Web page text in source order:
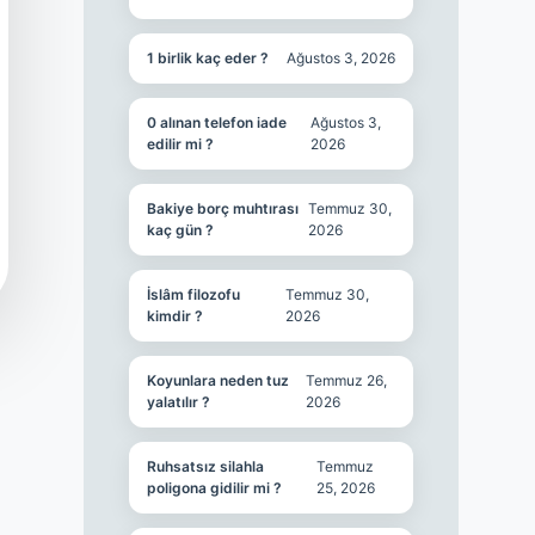
1 birlik kaç eder ? Ağustos 3, 2026
0 alınan telefon iade
edilir mi ?
Ağustos 3,
2026
Bakiye borç muhtırası
kaç gün ?
Temmuz 30,
2026
İslâm filozofu
kimdir ?
Temmuz 30,
2026
Koyunlara neden tuz
yalatılır ?
Temmuz 26,
2026
Ruhsatsız silahla
poligona gidilir mi ?
Temmuz
25, 2026